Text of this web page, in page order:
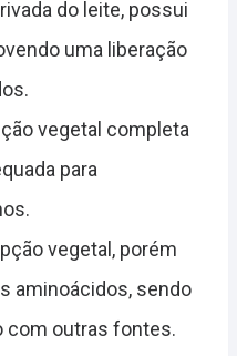
do leite, possui
uma liberação
vegetal completa
para
vegetal, porém
aminoácidos, sendo
com outras fontes.